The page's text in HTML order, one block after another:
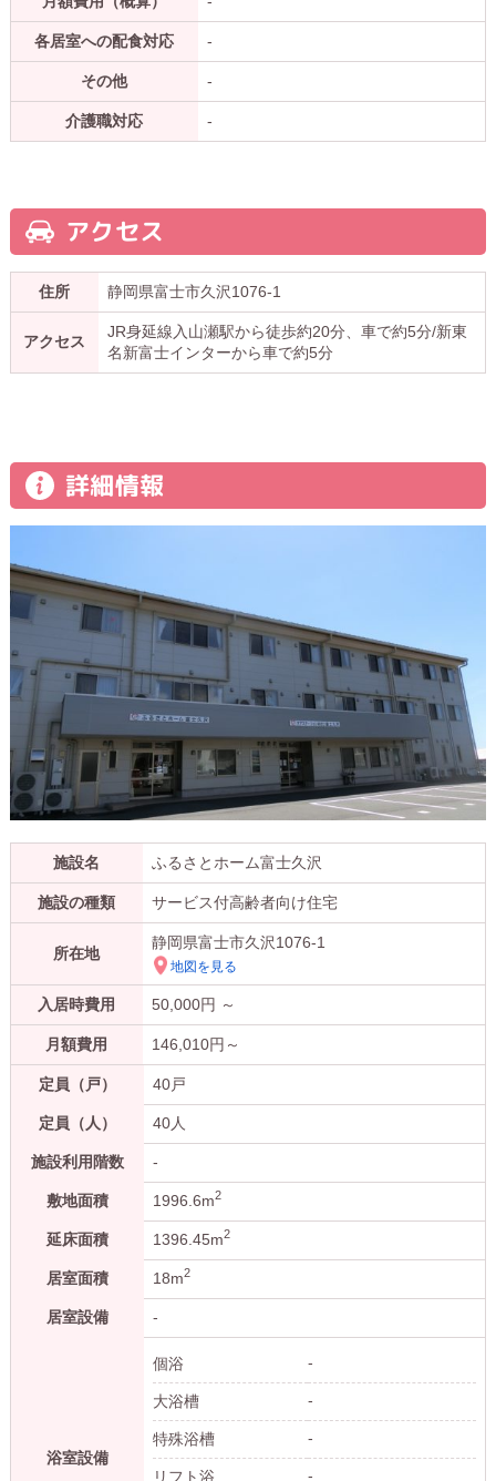
各居室への配食対応 -
その他 -
介護職対応 -
アクセス
住所 静岡県富士市久沢1076-1
アクセス
JR身延線入山瀬駅から徒歩約20分、車で約5分/新東
名新富士インターから車で約5分
詳細情報
施設名 ふるさとホーム富士久沢
施設の種類 サービス付高齢者向け住宅
所在地
静岡県富士市久沢1076-1
地図を見る
入居時費用 50,000円 ～
月額費用 146,010円～
定員（戸） 40戸
定員（人） 40人
施設利用階数 -
敷地面積 1996.6m2
延床面積 1396.45m2
居室面積 18m2
居室設備 -
浴室設備
個浴 -
大浴槽 -
特殊浴槽 -
リフト浴 -